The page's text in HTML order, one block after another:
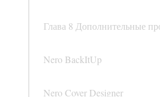
Глава 8 Дополнительные
Nero BackItUp
Nero Cover Designer